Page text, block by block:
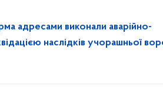
адресами виконали аварійно-
наслідків учорашньої